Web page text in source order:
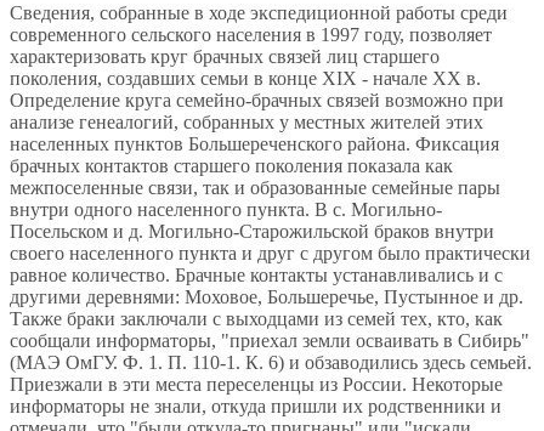
Сведения, собранные в ходе экспедиционной работы среди
современного сельского населения в 1997 году, позволяет
характеризовать круг брачных связей лиц старшего
поколения, создавших семьи в конце XIX - начале XX в.
Определение круга семейно-брачных связей возможно при
анализе генеалогий, собранных у местных жителей этих
населенных пунктов Большереченского района. Фиксация
брачных контактов старшего поколения показала как
межпоселенные связи, так и образованные семейные пары
внутри одного населенного пункта. В с. Могильно-
Посельском и д. Могильно-Старожильской браков внутри
своего населенного пункта и друг с другом было практически
равное количество. Брачные контакты устанавливались и с
другими деревнями: Моховое, Большеречье, Пустынное и др.
Также браки заключали с выходцами из семей тех, кто, как
сообщали информаторы, "приехал земли осваивать в Сибирь"
(МАЭ ОмГУ. Ф. 1. П. 110-1. К. 6) и обзаводились здесь семьей.
Приезжали в эти места переселенцы из России. Некоторые
информаторы не знали, откуда пришли их родственники и